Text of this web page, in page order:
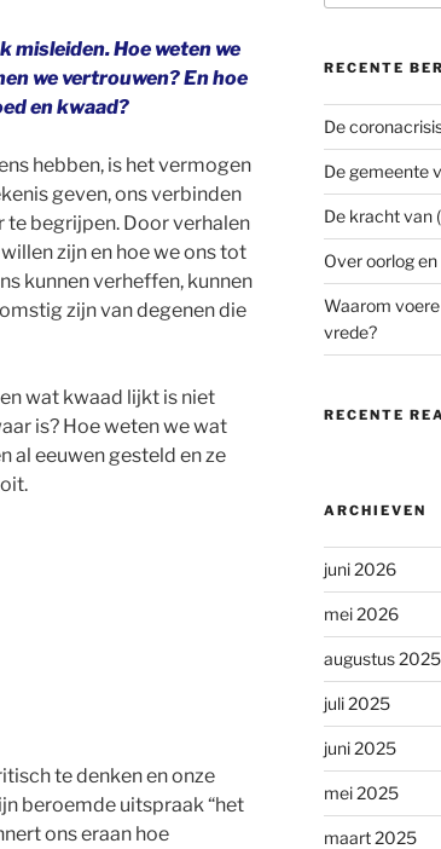
misleiden. Hoe weten we
we vertrouwen? En hoe
en kwaad?
hebben, is het vermogen
geven, ons verbinden
te begrijpen. Door verhalen
zijn en hoe we ons tot
kunnen verheffen, kunnen
zijn van degenen die
wat kwaad lijkt is niet
is? Hoe weten we wat
al eeuwen gesteld en ze
te denken en onze
beroemde uitspraak “het
ons eraan hoe
RECENTE
De
De gemeente
De kracht van
Over oorlog
Waarom
vrede?
RECENTE
ARCHIEVEN
juni 2026
mei 2026
augustus 2025
juli 2025
juni 2025
mei 2025
maart 2025